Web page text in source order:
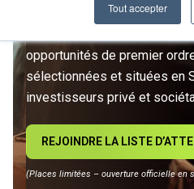
Tout accepter
Rejoignez le premier club
opportunités de premier
sélectionnées et situées en
investisseurs privé et
REJOINDRE LA LISTE
(Places limitées – ouverture officielle en